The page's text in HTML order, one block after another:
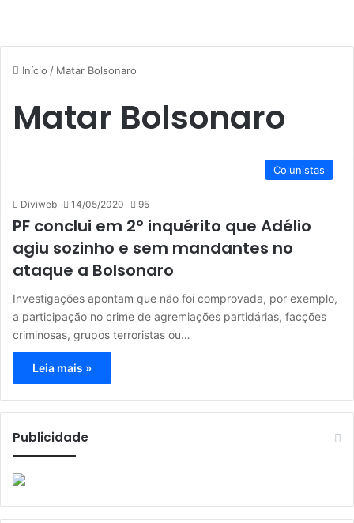
Início / Matar Bolsonaro
Matar Bolsonaro
Colunistas
Diviweb 14/05/2020 95
PF conclui em 2º inquérito que Adélio
agiu sozinho e sem mandantes no
ataque a Bolsonaro
Investigações apontam que não foi comprovada, por exemplo,
a participação no crime de agremiações partidárias, facções
criminosas, grupos terroristas ou…
Leia mais »
Publicidade